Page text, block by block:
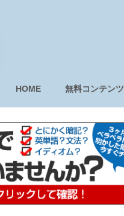
HOME 無料コンテンツ